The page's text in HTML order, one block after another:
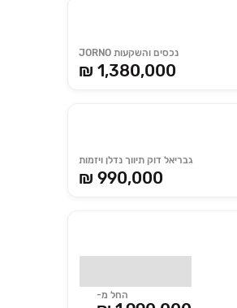
נכסים והשקעות JORNO
₪ 1,380,000
גבריאל דוק תיווך נדלן ויזמות
₪ 990,000
החל מ-